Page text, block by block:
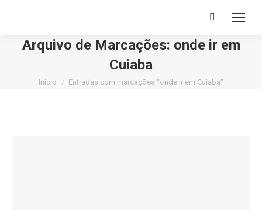
Buscar
Arquivo de Marcações: onde ir em
Cuiaba
Você está aqui:
Início Entradas com marcações "onde ir em Cuiaba"